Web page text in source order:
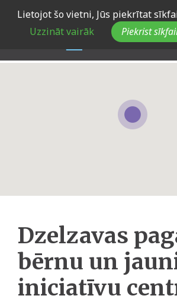
Lietojot šo vietni, Jūs piekrītat
Uzzināt vairāk
Piekrist
Dzelzavas
bērnu un
iniciatīvu